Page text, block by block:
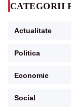
CATEGORII
Actualitate
Politica
Economie
Social